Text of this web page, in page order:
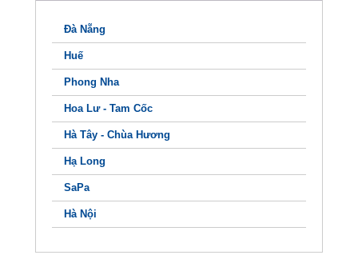
Đà Nẵng
Huế
Phong Nha
Hoa Lư - Tam Cốc
Hà Tây - Chùa Hương
Hạ Long
SaPa
Hà Nội